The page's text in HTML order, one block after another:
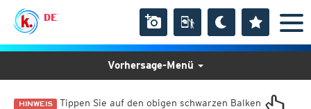
DE
HINWEIS Tippen Sie auf den obigen schwarzen Balken
Vorhersage-Menü